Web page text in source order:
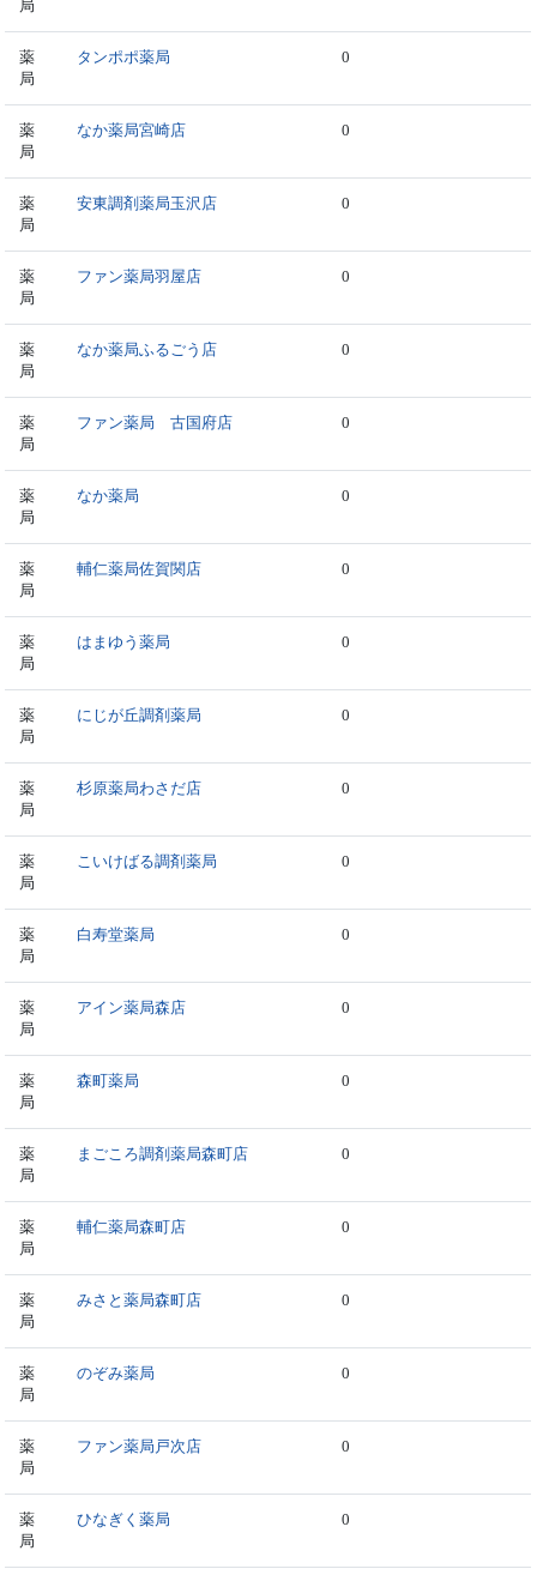
局
薬
局
タンポポ薬局 0
薬
局
なか薬局宮崎店 0
薬
局
安東調剤薬局玉沢店 0
薬
局
ファン薬局羽屋店 0
薬
局
なか薬局ふるごう店 0
薬
局
ファン薬局 古国府店 0
薬
局
なか薬局 0
薬
局
輔仁薬局佐賀関店 0
薬
局
はまゆう薬局 0
薬
局
にじが丘調剤薬局 0
薬
局
杉原薬局わさだ店 0
薬
局
こいけばる調剤薬局 0
薬
局
白寿堂薬局 0
薬
局
アイン薬局森店 0
薬
局
森町薬局 0
薬
局
まごころ調剤薬局森町店 0
薬
局
輔仁薬局森町店 0
薬
局
みさと薬局森町店 0
薬
局
のぞみ薬局 0
薬
局
ファン薬局戸次店 0
薬
局
ひなぎく薬局 0